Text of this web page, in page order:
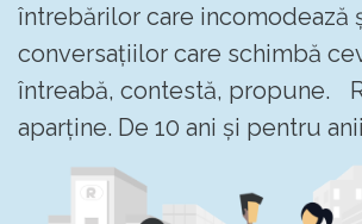
întrebărilor care incomodează
conversațiilor care schimbă
întreabă, contestă, propune.
aparține. De 10 ani și pentru